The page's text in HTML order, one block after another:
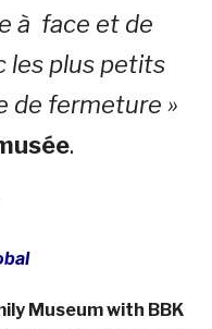
à face et de
les plus petits
de fermeture »
.
Museum with BBK